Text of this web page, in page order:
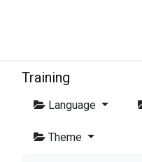
Training
Language
Theme